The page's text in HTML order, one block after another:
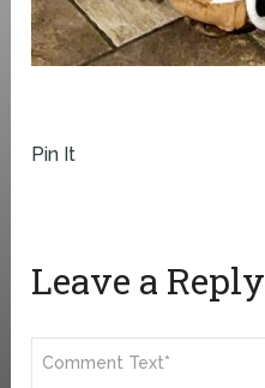
Pin It
Leave a Reply